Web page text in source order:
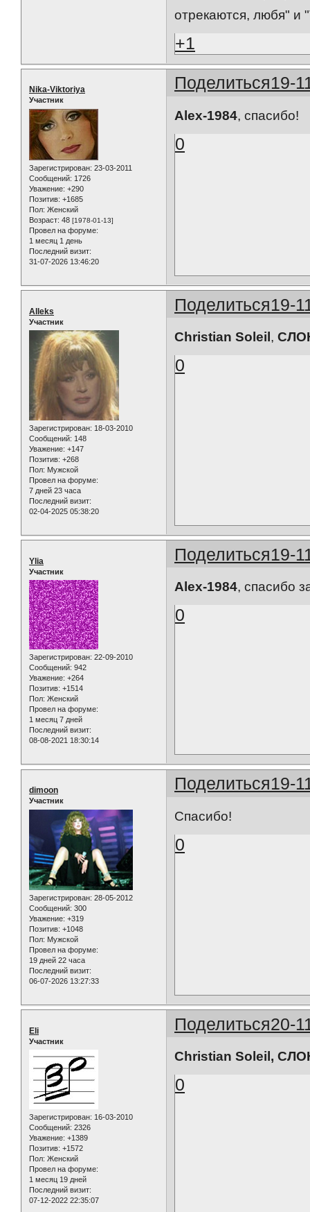
отрекаются, любя" и
+1
Поделиться19-
Nika-Viktoriya
Участник
Зарегистрирован: 23-03-2011
Сообщений: 1726
Уважение: +290
Позитив: +1685
Пол: Женский
Возраст: 48 [1978-01-13]
Провел на форуме:
1 месяц 1 день
Последний визит:
31-07-2026 13:46:20
Alex-1984, cпасибо!
0
Поделиться19-
Alleks
Участник
Зарегистрирован: 18-03-2010
Сообщений: 148
Уважение: +147
Позитив: +268
Пол: Мужской
Провел на форуме:
7 дней 23 часа
Последний визит:
02-04-2025 05:38:20
Christian Soleil ,
0
Поделиться19-
Ylia
Участник
Зарегистрирован: 22-09-2010
Сообщений: 942
Уважение: +264
Позитив: +1514
Пол: Женский
Провел на форуме:
1 месяц 7 дней
Последний визит:
08-08-2021 18:30:14
Alex-1984, спасибо
0
Поделиться19-
dimoon
Участник
Зарегистрирован: 28-05-2012
Сообщений: 300
Уважение: +319
Позитив: +1048
Пол: Мужской
Провел на форуме:
19 дней 22 часа
Последний визит:
06-07-2026 13:27:33
Спасибо!
0
Поделиться20-
Eli
Участник
Зарегистрирован: 16-03-2010
Сообщений: 2326
Уважение: +1389
Позитив: +1572
Пол: Женский
Провел на форуме:
1 месяц 19 дней
Последний визит:
07-12-2022 22:35:07
Christian Soleil,
0